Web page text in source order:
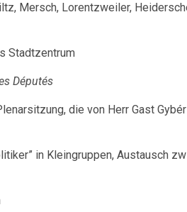
Lorentzweiler,
Députés
die von Herr Gast
in Kleingruppen, Austausch